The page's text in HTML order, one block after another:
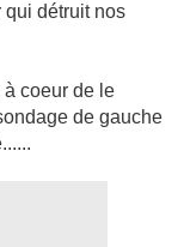
détruit nos
coeur de le
de gauche